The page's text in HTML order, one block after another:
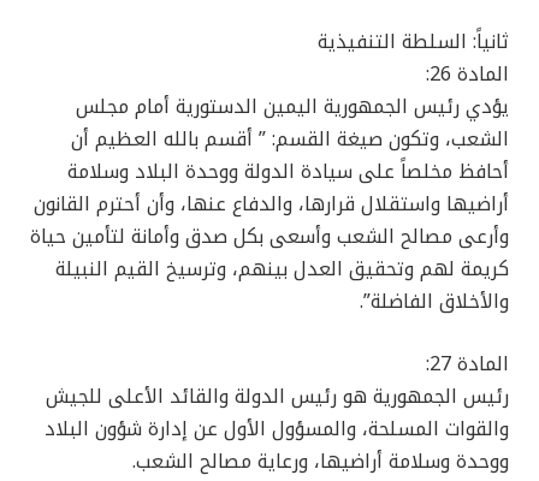
ثانياً: السلطة التنفيذية
المادة 26:
يؤدي رئيس الجمهورية اليمين الدستورية أمام مجلس
الشعب، وتكون صيغة القسم: ” أقسم بالله العظيم أن
أحافظ مخلصاً على سيادة الدولة ووحدة البلاد وسلامة
أراضيها واستقلال قرارها، والدفاع عنها، وأن أحترم القانون
وأرعى مصالح الشعب وأسعى بكل صدق وأمانة لتأمين حياة
كريمة لهم وتحقيق العدل بينهم، وترسيخ القيم النبيلة
والأخلاق الفاضلة”.
المادة 27:
رئيس الجمهورية هو رئيس الدولة والقائد الأعلى للجيش
والقوات المسلحة، والمسؤول الأول عن إدارة شؤون البلاد
ووحدة وسلامة أراضيها، ورعاية مصالح الشعب.